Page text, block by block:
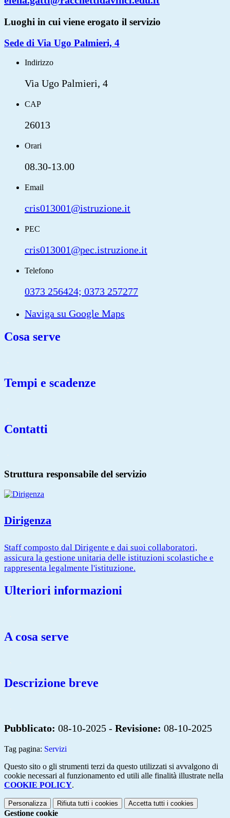
Luoghi in cui viene erogato il servizio
Sede di Via Ugo Palmieri, 4
Indirizzo
Via Ugo Palmieri, 4
CAP
26013
Orari
08.30-13.00
Email
cris013001@istruzione.it
PEC
cris013001@pec.istruzione.it
Telefono
0373 256424; 0373 257277
Naviga su Google Maps
Cosa serve
Tempi e scadenze
Contatti
Struttura responsabile del servizio
Dirigenza
Staff composto dal Dirigente e dai suoi collaboratori,
assicura la gestione unitaria delle istituzioni scolastiche e
rappresenta legalmente l'istituzione.
Ulteriori informazioni
A cosa serve
Descrizione breve
Pubblicato: 08-10-2025 - Revisione: 08-10-2025
Tag pagina: Servizi
Questo sito o gli strumenti terzi da questo utilizzati si avvalgono di
cookie necessari al funzionamento ed utili alle finalità illustrate nella
COOKIE POLICY.
Personalizza Rifiuta tutti i cookies Accetta tutti i cookies
Gestione cookie